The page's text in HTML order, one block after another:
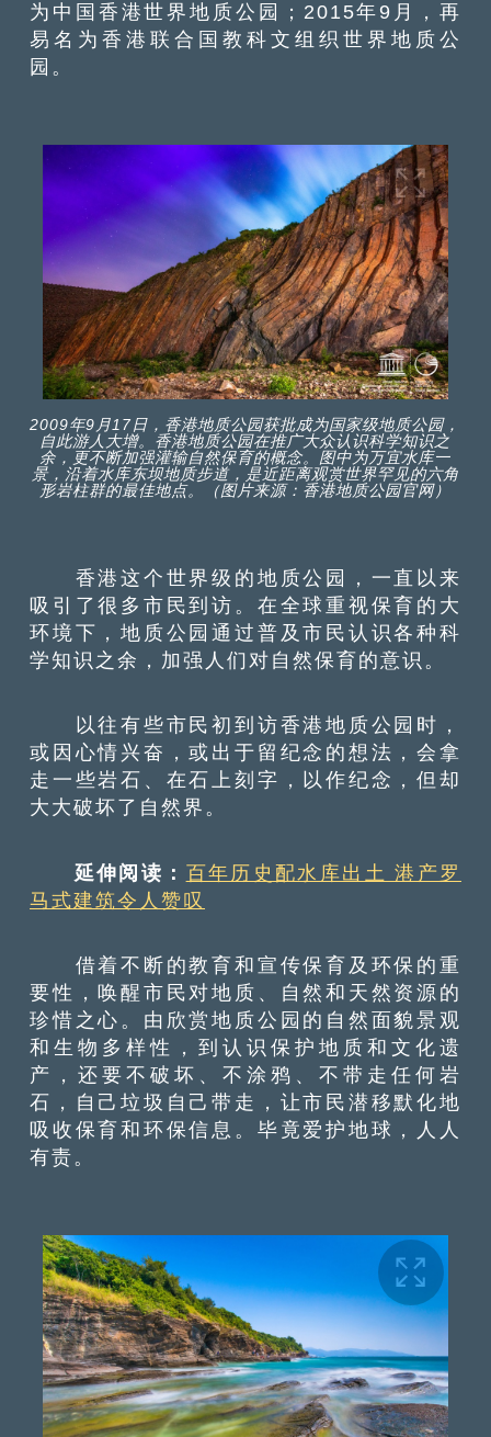
为中国香港世界地质公园；2015年9月，再
易名为香港联合国教科文组织世界地质公
园。
2009年9月17日，香港地质公园获批成为国家级地质公园，
自此游人大增。香港地质公园在推广大众认识科学知识之
余，更不断加强灌输自然保育的概念。图中为万宜水库一
景，沿着水库东坝地质步道，是近距离观赏世界罕见的六角
形岩柱群的最佳地点。（图片来源：香港地质公园官网）
香港这个世界级的地质公园，一直以来
吸引了很多市民到访。在全球重视保育的大
环境下，地质公园通过普及市民认识各种科
学知识之余，加强人们对自然保育的意识。
以往有些市民初到访香港地质公园时，
或因心情兴奋，或出于留纪念的想法，会拿
走一些岩石、在石上刻字，以作纪念，但却
大大破坏了自然界。
延伸阅读： 百年历史配水库出土 港产罗
马式建筑令人赞叹
借着不断的教育和宣传保育及环保的重
要性，唤醒市民对地质、自然和天然资源的
珍惜之心。由欣赏地质公园的自然面貌景观
和生物多样性，到认识保护地质和文化遗
产，还要不破坏、不涂鸦、不带走任何岩
石，自己垃圾自己带走，让市民潜移默化地
吸收保育和环保信息。毕竟爱护地球，人人
有责。